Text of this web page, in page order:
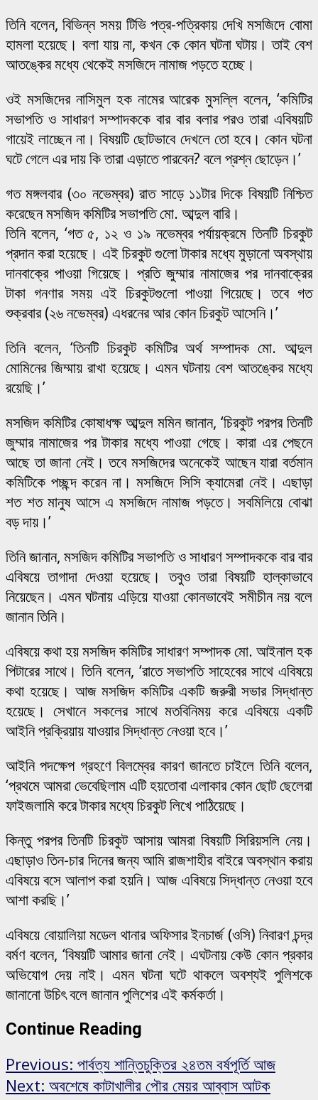
তিনি বলেন, বিভিন্ন সময় টিভি পত্র-পত্রিকায় দেখি মসজিদে বোমা
হামলা হয়েছে। বলা যায় না, কখন কে কোন ঘটনা ঘটায়। তাই বেশ
আতঙ্কের মধ্যে থেকেই মসজিদে নামাজ পড়তে হচ্ছে।
ওই মসজিদের নাসিমুল হক নামের আরেক মুসল্লি বলেন, ‘কমিটির
সভাপতি ও সাধারণ সম্পাদককে বার বার বলার পরও তারা এবিষয়টি
গায়েই লাচ্ছেন না। বিষয়টি ছোটভাবে দেখলে তো হবে। কোন ঘটনা
ঘটে গেলে এর দায় কি তারা এড়াতে পারবেন? বলে প্রশ্ন ছোড়েন।’
গত মঙ্গলবার (৩০ নভেম্বর) রাত সাড়ে ১১টার দিকে বিষয়টি নিশ্চিত
করেছেন মসজিদ কমিটির সভাপতি মো. আব্দুল বারি।
তিনি বলেন, ‘গত ৫, ১২ ও ১৯ নভেম্বর পর্যায়ক্রমে তিনটি চিরকুট
প্রদান করা হয়েছে। এই চিরকুট গুলো টাকার মধ্যে মুড়ানো অবস্থায়
দানবাক্রে পাওয়া গিয়েছে। প্রতি জুম্মার নামাজের পর দানবাক্রের
টাকা গনণার সময় এই চিরকুটগুলো পাওয়া গিয়েছে। তবে গত
শুক্রবার (২৬ নভেম্বর) এধরনের আর কোন চিরকুট আসেনি।’
তিনি বলেন, ‘তিনটি চিরকুট কমিটির অর্থ সম্পাদক মো. আব্দুল
মোমিনের জিম্মায় রাখা হয়েছে। এমন ঘটনায় বেশ আতঙ্কের মধ্যে
রয়েছি।’
মসজিদ কমিটির কোষাধক্ষ আব্দুল মমিন জানান, ‘চিরকুট পরপর তিনটি
জুম্মার নামাজের পর টাকার মধ্যে পাওয়া গেছে। কারা এর পেছনে
আছে তা জানা নেই। তবে মসজিদের অনেকেই আছেন যারা বর্তমান
কমিটিকে পচ্ছন্দ করেন না। মসজিদে সিসি ক্যামেরা নেই। এছাড়া
শত শত মানুষ আসে এ মসজিদে নামাজ পড়তে। সবমিলিয়ে বোঝা
বড় দায়।’
তিনি জানান, মসজিদ কমিটির সভাপতি ও সাধারণ সম্পাদককে বার বার
এবিষয়ে তাগাদা দেওয়া হয়েছে। তবুও তারা বিষয়টি হাল্কাভাবে
নিয়েছেন। এমন ঘটনায় এড়িয়ে যাওয়া কোনভাবেই সমীচীন নয় বলে
জানান তিনি।
এবিষয়ে কথা হয় মসজিদ কমিটির সাধারণ সম্পাদক মো. আইনাল হক
পিটারের সাথে। তিনি বলেন, ‘রাতে সভাপতি সাহেবের সাথে এবিষয়ে
কথা হয়েছে। আজ মসজিদ কমিটির একটি জরুরী সভার সিদ্ধান্ত
হয়েছে। সেখানে সকলের সাথে মতবিনিময় করে এবিষয়ে একটি
আইনি প্রক্রিয়ায় যাওয়ার সিদ্ধান্ত নেওয়া হবে।’
আইনি পদক্ষেপ গ্রহণে বিলম্বের কারণ জানতে চাইলে তিনি বলেন,
‘প্রথমে আমরা ভেবেছিলাম এটি হয়তোবা এলাকার কোন ছোট ছেলেরা
ফাইজলামি করে টাকার মধ্যে চিরকুট লিখে পাঠিয়েছে।
কিন্তু পরপর তিনটি চিরকুট আসায় আমরা বিষয়টি সিরিয়সলি নেয়।
এছাড়াও তিন-চার দিনের জন্য আমি রাজশাহীর বাইরে অবস্থান করায়
এবিষয়ে বসে আলাপ করা হয়নি। আজ এবিষয়ে সিদ্ধান্ত নেওয়া হবে
আশা করছি।’
এবিষয়ে বোয়ালিয়া মডেল থানার অফিসার ইনচার্জ (ওসি) নিবারণ চন্দ্র
বর্মণ বলেন, ‘বিষয়টি আমার জানা নেই। এঘটনায় কেউ কোন প্রকার
অভিযোগ দেয় নাই। এমন ঘটনা ঘটে থাকলে অবশ্যই পুলিশকে
জানানো উচিৎ বলে জানান পুলিশের এই কর্মকর্তা।
Continue Reading
Previous: পার্বত্য শান্তিচুক্তির ২৪তম বর্ষপূর্তি আজ
Next: অবশেষে কাটাখালীর পৌর মেয়র আব্বাস আটক